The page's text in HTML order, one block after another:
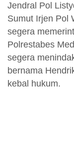
Jendral Pol
Sumut Irjen Pol
segera
Polrestabes
segera
bernama
kebal hukum.